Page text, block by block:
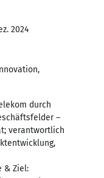
2024
durch
–
verantwortlich
& Ziel: